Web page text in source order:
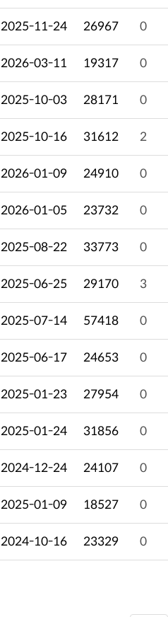
2025-11-24 26967 0
2026-03-11 19317 0
2025-10-03 28171 0
2025-10-16 31612 2
2026-01-09 24910 0
2026-01-05 23732 0
2025-08-22 33773 0
2025-06-25 29170 3
2025-07-14 57418 0
2025-06-17 24653 0
2025-01-23 27954 0
2025-01-24 31856 0
2024-12-24 24107 0
2025-01-09 18527 0
2024-10-16 23329 0